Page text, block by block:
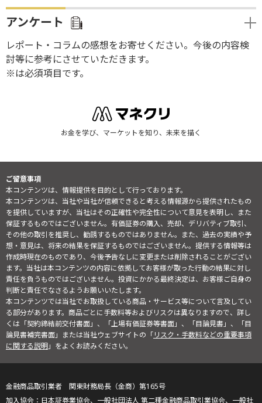
アンケート
レポート・コラムの感想をお寄せください。今後の内容検
討等に参考にさせていただきます。
※は必須項目です。
お金を学び、マーケットを知り、未来を描く
ご留意事項
本コンテンツは、情報提供を目的として行っております。
本コンテンツは、当社や当社が信頼できると考える情報源から提供されたもの
を提供していますが、当社はその正確性や完全性について意見を表明し、また
保証するものではございません。有価証券の購入、売却、デリバティブ取引、
その他の取引を推奨し、勧誘するものではありません。また、過去の実績や予
想・意見は、将来の結果を保証するものではございません。提供する情報等は
作成時現在のものであり、今後予告なしに変更または削除されることがござい
ます。当社は本コンテンツの内容に依拠してお客様が取った行動の結果に対し
責任を負うものではございません。投資にかかる最終決定は、お客様ご自身の
判断と責任でなさるようお願いいたします。
本コンテンツでは当社でお取扱している商品・サービス等について言及してい
る部分があります。商品ごとに手数料等およびリスクは異なりますので、詳し
くは「契約締結前交付書面」、「上場有価証券等書面」、「目論見書」、「目
論見書補完書面」または当社ウェブサイトの「リスク・手数料などの重要事項
に関する説明」をよくお読みください。
金融商品取引業者 関東財務局長（金商）第165号
日本証券業協会、一般社団法人 第二種金融商品取引業協会、一般社